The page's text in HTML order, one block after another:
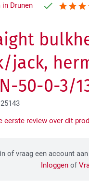
Drunen
jack,
50-0-3/
eerste review over dit
of vraag een account
Inloggen of